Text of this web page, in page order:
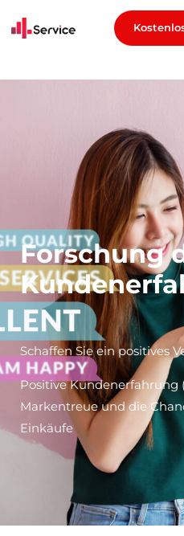
Forschung
Schaffen Sie ein positives
Positive Kundenerfahrung
Markentreue und die
Einkäufe